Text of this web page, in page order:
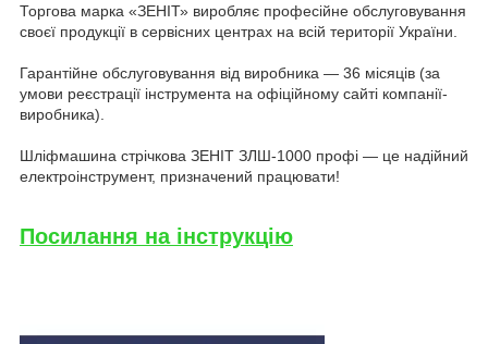
Торгова марка «ЗЕНІТ» виробляє професійне обслуговування
своєї продукції в сервісних центрах на всій території України.
Гарантійне обслуговування від виробника — 36 місяців (за
умови реєстрації інструмента на офіційному сайті компанії-
виробника).
Шліфмашина стрічкова ЗЕНІТ ЗЛШ-1000 профі — це надійний
електроінструмент, призначений працювати!
Посилання на інструкцію